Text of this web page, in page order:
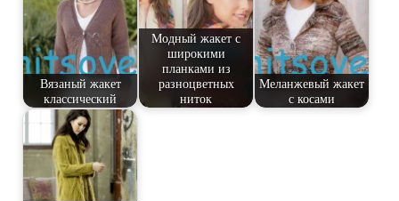
Вязаный жакет
классический
Модный жакет с
широкими
планками из
разноцветных
ниток
Меланжевый жакет
с косами